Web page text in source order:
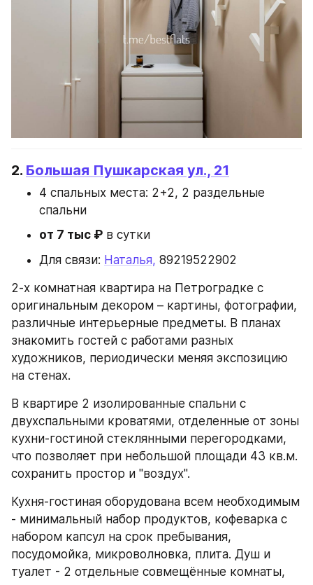
2. Большая Пушкарская ул., 21
4 спальных места: 2+2, 2 раздельные
спальни
от 7 тыс ₽ в сутки
Для связи: Наталья, 89219522902
2-х комнатная квартира на Петроградке с
оригинальным декором – картины, фотографии,
различные интерьерные предметы. В планах
знакомить гостей с работами разных
художников, периодически меняя экспозицию
на стенах.
В квартире 2 изолированные спальни с
двухспальными кроватями, отделенные от зоны
кухни-гостиной стеклянными перегородками,
что позволяет при небольшой площади 43 кв.м.
сохранить простор и "воздух".
Кухня-гостиная оборудована всем необходимым
- минимальный набор продуктов, кофеварка с
набором капсул на срок пребывания,
посудомойка, микроволновка, плита. Душ и
туалет - 2 отдельные совмещённые комнаты,